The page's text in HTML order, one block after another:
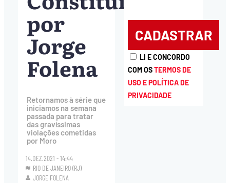
por
Jorge
Folena
Retornamos à série que
iniciamos na semana
passada para tratar
das gravíssimas
violações cometidas
por Moro
14.DEZ.2021 - 14:44
RIO DE JANEIRO (RJ)
JORGE FOLENA
LI E CONCORDO
COM OSTERMOS DE
USO E POLÍTICA DE
PRIVACIDADE